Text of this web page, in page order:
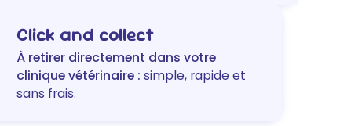
Click and collect
À retirer directement dans votre
clinique vétérinaire : simple, rapide et
sans frais.